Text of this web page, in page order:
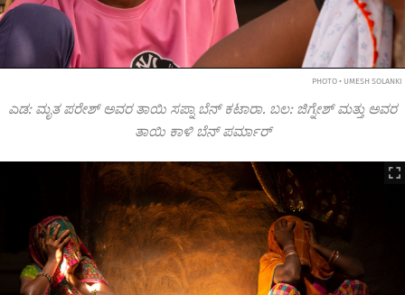
PHOTO • UMESH SOLANKI
ಎಡ: ಮೃತ ಪರೇಶ್ ಅವರ ತಾಯಿ ಸಪ್ನಾ ಬೆನ್ ಕಟಾರಾ. ಬಲ: ಜಿಗ್ನೇಶ್ ಮತ್ತು ಅವರ
ತಾಯಿ ಕಾಳಿ ಬೆನ್ ಪರ್ಮಾರ್